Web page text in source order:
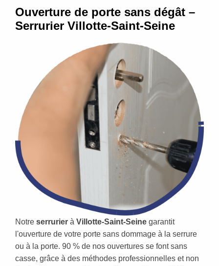
Ouverture de porte sans dégât –
Serrurier Villotte-Saint-Seine
Notre serrurier à Villotte-Saint-Seine garantit
l'ouverture de votre porte sans dommage à la serrure
ou à la porte. 90 % de nos ouvertures se font sans
casse, grâce à des méthodes professionnelles et non